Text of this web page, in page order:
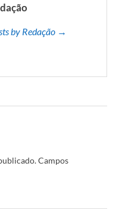
by Redação →
Campos